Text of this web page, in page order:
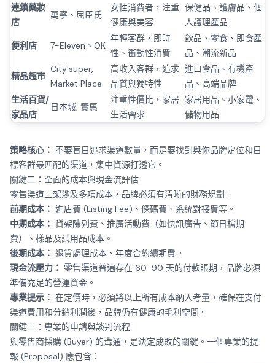
連鎖藥妝
店
萬寧、屈臣氏
女性消費者，注重
健康與美容
保健品、護膚品、個
人護理產品
便利店 7-Eleven、OK
年輕客群，即時
性、衝動性消費
飲品、零食、即食產
品、潮流新品
精品超市
City'super,
Market Place
高收入客群，追求
品質與獨特性
進口食品、有機產
品、高端品牌
生活百貨/
家品店
日本城, 實惠
注重性價比，家居
生活需求
家居用品、小家電、
儲物用品
策略核心： 不要盲目追求渠道數量，而是要找到與你品牌定位和目
標客群最匹配的渠道，集中資源打透它。
關鍵二：全面的成本與現金流評估
零售渠道上架涉及多項成本，品牌必須有清晰的財務規劃。
前期成本： 進店費 (Listing Fee)、條碼費、系統對接費等。
中期成本： 貨架陳列費、推廣活動費（如快訊廣告、節日檔期
費）、樣品及試用品成本。
後期成本： 退貨處理成本、年度合約續期費。
現金流壓力： 零售渠道普遍存在 60-90 天的付款賬期，品牌必須
準備充足的營運資金。
專業提示： 在定價時，必須將以上所有成本納入考量，確保在支付
渠道費用和分銷利潤後，品牌仍有健康的毛利空間。
關鍵三：專業的申請與談判流程
與零售商採購 (Buyer) 的溝通，是決定成敗的關鍵。一個專業的提
報 (Proposal) 應包含：